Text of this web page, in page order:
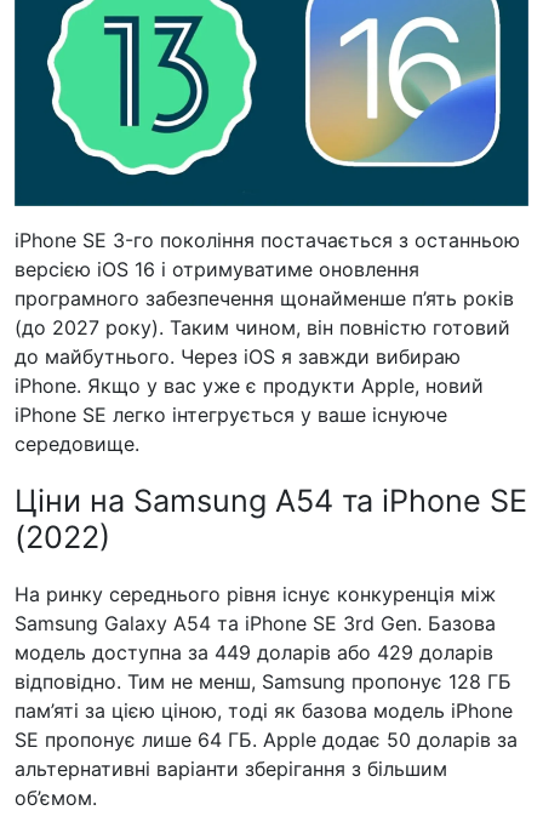
iPhone SE 3-го покоління постачається з останньою
версією iOS 16 і отримуватиме оновлення
програмного забезпечення щонайменше п’ять років
(до 2027 року). Таким чином, він повністю готовий
до майбутнього. Через iOS я завжди вибираю
iPhone. Якщо у вас уже є продукти Apple, новий
iPhone SE легко інтегрується у ваше існуюче
середовище.
Ціни на Samsung A54 та iPhone SE
(2022)
На ринку середнього рівня існує конкуренція між
Samsung Galaxy A54 та iPhone SE 3rd Gen. Базова
модель доступна за 449 доларів або 429 доларів
відповідно. Тим не менш, Samsung пропонує 128 ГБ
пам’яті за цією ціною, тоді як базова модель iPhone
SE пропонує лише 64 ГБ. Apple додає 50 доларів за
альтернативні варіанти зберігання з більшим
об’ємом.